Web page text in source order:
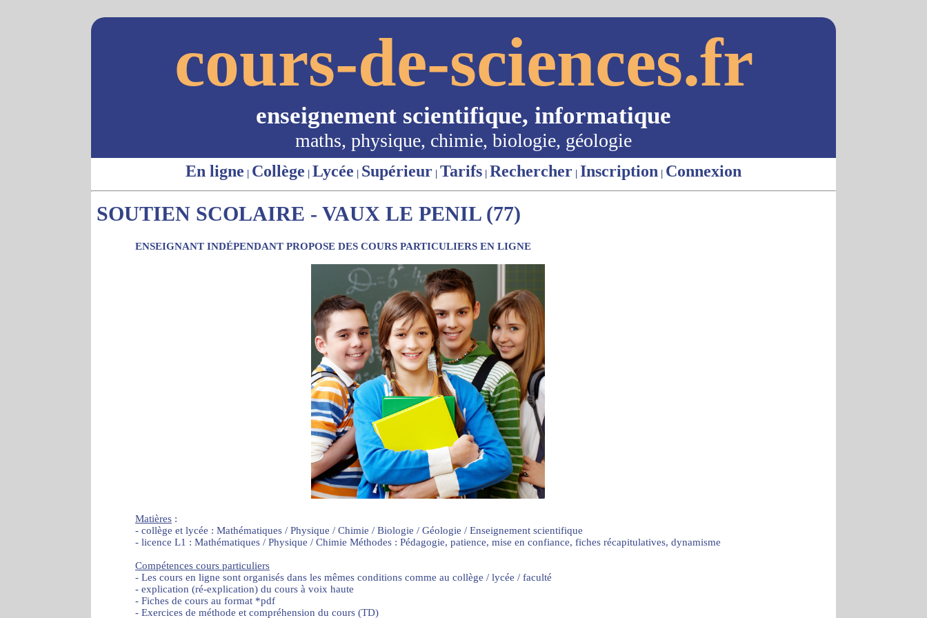
cours-de-sciences.fr
enseignement scientifique, informatique
maths, physique, chimie, biologie, géologie
En ligne | Collège | Lycée | Supérieur | Tarifs | Rechercher | Inscription | Connexion
SOUTIEN SCOLAIRE - VAUX LE PENIL (77)
ENSEIGNANT INDÉPENDANT PROPOSE DES COURS PARTICULIERS EN LIGNE
Matières :
- collège et lycée : Mathématiques / Physique / Chimie / Biologie / Géologie / Enseignement scientifique
- licence L1 : Mathématiques / Physique / Chimie Méthodes : Pédagogie, patience, mise en confiance, fiches récapitulatives, dynamisme
Compétences cours particuliers
- Les cours en ligne sont organisés dans les mêmes conditions comme au collège / lycée / faculté
- explication (ré-explication) du cours à voix haute
- Fiches de cours au format *pdf
- Exercices de méthode et compréhension du cours (TD)